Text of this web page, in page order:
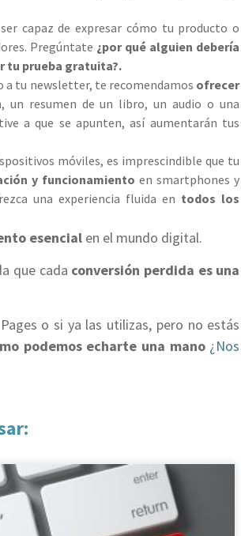
ser capaz de expresar cómo tu producto o
Pregúntate ¿por qué alguien debería
tu prueba gratuita?.
a tu newsletter, te recomendamos ofrecer
un resumen de un libro, un audio o una
a que se apunten, así aumentarán tus
móviles, es imprescindible que tu
y funcionamiento en smartphones y
una experiencia fluida en todos los
esencial en el mundo digital.
que cada conversión perdida es una
o si ya las utilizas, pero no estás
podemos echarte una mano ¿Nos